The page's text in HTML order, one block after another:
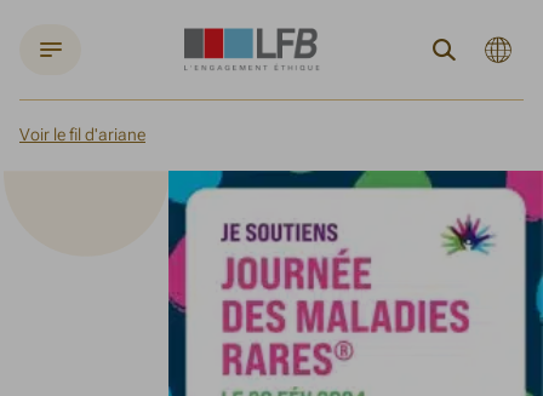
Langue
actuelle
:
Voir le fil d'ariane
Actualités
Journée Mondiale des maladies rares